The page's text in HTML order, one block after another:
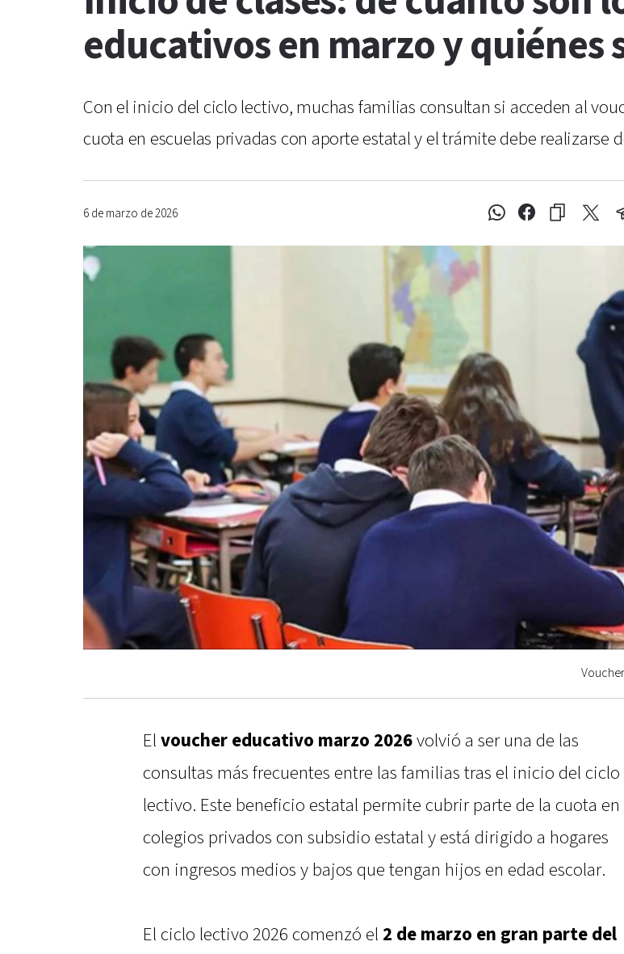
educativos en marzo y quiénes
Con el inicio del ciclo lectivo, muchas familias consultan si acceden al
cuota en escuelas privadas con aporte estatal y el trámite debe realizarse
6 de marzo de 2026
El voucher educativo marzo 2026volvió a ser una de las
consultas más frecuentes entre las familias tras el inicio del ciclo
lectivo. Este beneficio estatal permite cubrir parte de la cuota en
colegios privados con subsidio estatal y está dirigido a hogares
con ingresos medios y bajos que tengan hijos en edad escolar.
El ciclo lectivo 2026 comenzó el 2 de marzo en gran parte del